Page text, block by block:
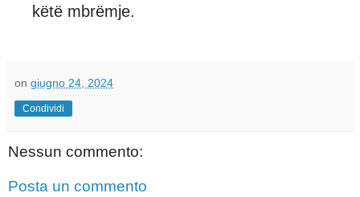
këtë mbrëmje.
on giugno 24, 2024
Condividi
Nessun commento:
Posta un commento